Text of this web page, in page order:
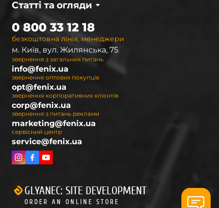
Статті та огляди
безкоштовна лінія, менеджери
0 800 33 12 18
м. Київ, вул. Жилянська, 75
звернення з загальних питань
info@fenix.ua
звернення оптових покупців
opt@fenix.ua
звернення корпоративних клієнтів
corp@fenix.ua
звернення з питань реклами
marketing@fenix.ua
сервісний центр
service@fenix.ua
GLYANEC: SITE DEVELOPMENT
ORDER AN ONLINE STORE